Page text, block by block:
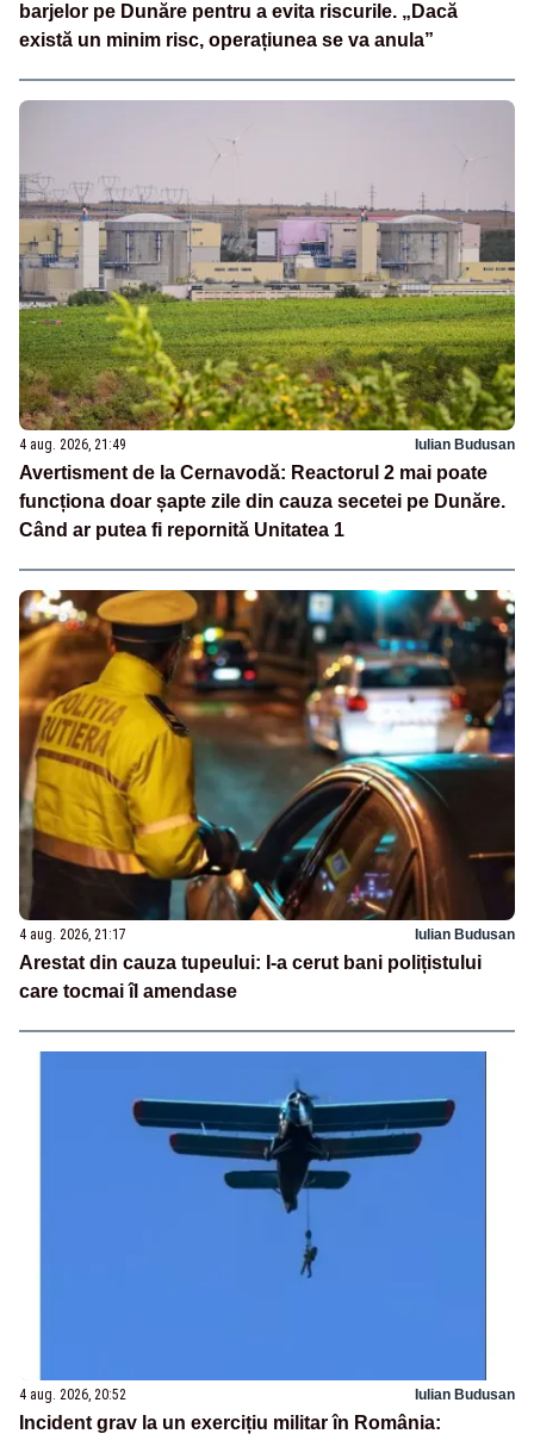
barjelor pe Dunăre pentru a evita riscurile. „Dacă
există un minim risc, operațiunea se va anula”
4 aug. 2026, 21:49 Iulian Budusan
Avertisment de la Cernavodă: Reactorul 2 mai poate
funcționa doar șapte zile din cauza secetei pe Dunăre.
Când ar putea fi repornită Unitatea 1
4 aug. 2026, 21:17 Iulian Budusan
Arestat din cauza tupeului: I-a cerut bani polițistului
care tocmai îl amendase
4 aug. 2026, 20:52 Iulian Budusan
Incident grav la un exercițiu militar în România: